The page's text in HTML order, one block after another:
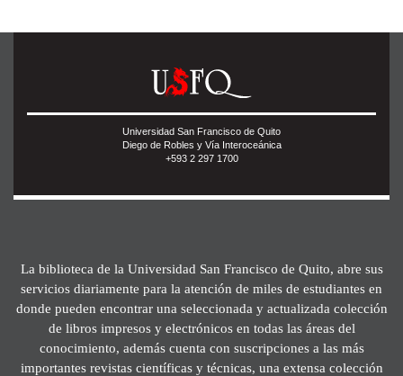
Universidad San Francisco de Quito
Diego de Robles y Vía Interoceánica
+593 2 297 1700
La biblioteca de la Universidad San Francisco de Quito, abre sus
servicios diariamente para la atención de miles de estudiantes en
donde pueden encontrar una seleccionada y actualizada colección
de libros impresos y electrónicos en todas las áreas del
conocimiento, además cuenta con suscripciones a las más
importantes revistas científicas y técnicas, una extensa colección